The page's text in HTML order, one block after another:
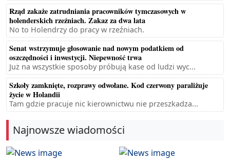
Rząd zakaże zatrudniania pracowników tymczasowych w
holenderskich rzeźniach. Zakaz za dwa lata
No to Holendrzy do pracy w rzeźniach.
Senat wstrzymuje głosowanie nad nowym podatkiem od
oszczędności i inwestycji. Niepewność trwa
Już na wszystkie sposoby próbują kase od ludzi wyc...
Szkoły zamknięte, rozprawy odwołane. Kod czerwony paraliżuje
życie w Holandii
Tam gdzie pracuje nic kierownictwu nie przeszkadza...
Najnowsze wiadomości